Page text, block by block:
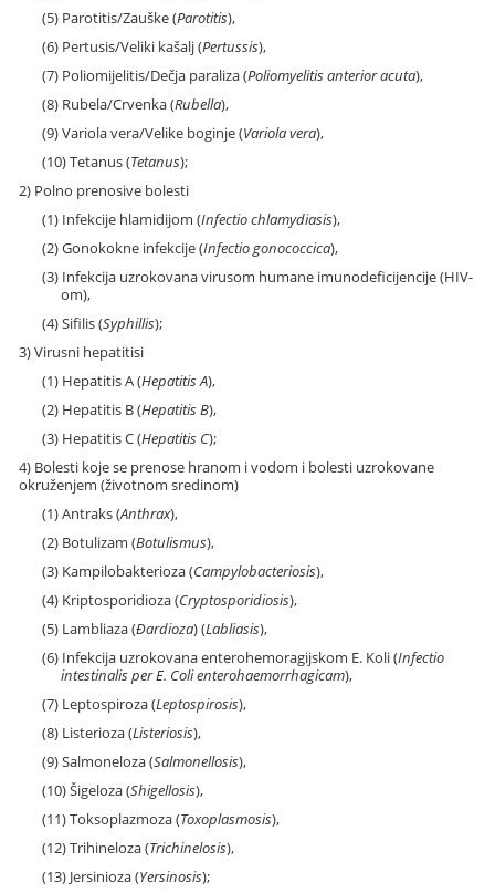
(5) Parotitis/Zauške (Parotitis),
(6) Pertusis/Veliki kašalj (Pertussis),
(7) Poliomijelitis/Dečja paraliza (Poliomyelitis anterior acuta),
(8) Rubela/Crvenka (Rubella),
(9) Variola vera/Velike boginje (Variola vera),
(10) Tetanus (Tetanus);
2) Polno prenosive bolesti
(1) Infekcije hlamidijom (Infectio chlamydiasis),
(2) Gonokokne infekcije (Infectio gonococcica),
(3) Infekcija uzrokovana virusom humane imunodeficijencije (HIV-
om),
(4) Sifilis (Syphillis);
3) Virusni hepatitisi
(1) Hepatitis A (Hepatitis A),
(2) Hepatitis B (Hepatitis B),
(3) Hepatitis C (Hepatitis C);
4) Bolesti koje se prenose hranom i vodom i bolesti uzrokovane
okruženjem (životnom sredinom)
(1) Antraks (Anthrax),
(2) Botulizam (Botulismus),
(3) Kampilobakterioza (Campylobacteriosis),
(4) Kriptosporidioza (Cryptosporidiosis),
(5) Lambliaza (Đardioza) (Labliasis),
(6) Infekcija uzrokovana enterohemoragijskom E. Koli (Infectio
intestinalis per E. Coli enterohaemorrhagicam),
(7) Leptospiroza (Leptospirosis),
(8) Listerioza (Listeriosis),
(9) Salmoneloza (Salmonellosis),
(10) Šigeloza (Shigellosis),
(11) Toksoplazmoza (Toxoplasmosis),
(12) Trihineloza (Trichinelosis),
(13) Jersinioza (Yersinosis);